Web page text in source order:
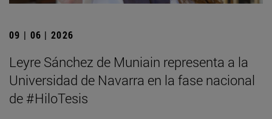
09 | 06 | 2026
Leyre Sánchez de Muniain representa a la
Universidad de Navarra en la fase nacional
de #HiloTesis